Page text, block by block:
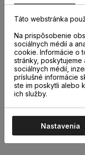
správne a kvalitne
použitie nielen
spojov pred
Táto webstránka
Na prispôsobenie
sociálnych médií a
cookie. Informácie o
stránky, poskytujeme
sociálnych médií,
príslušné informácie
ste im poskytli alebo
ich služby.
Nastavenia